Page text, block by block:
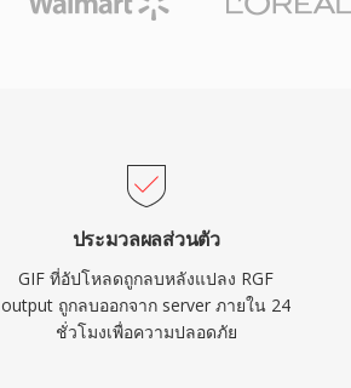
ประมวลผลส่วนตัว
GIF ที่อัปโหลดถูกลบหลังแปลง RGF
output ถูกลบออกจาก server ภายใน 24
ชั่วโมงเพื่อความปลอดภัย